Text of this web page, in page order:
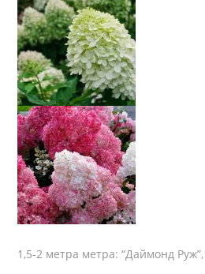
1,5-2 метра метра: “Даймонд